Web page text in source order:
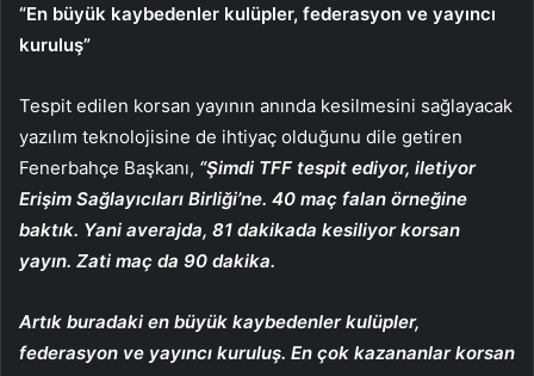
“En büyük kaybedenler kulüpler, federasyon ve yayıncı
kuruluş”
Tespit edilen korsan yayının anında kesilmesini sağlayacak
yazılım teknolojisine de ihtiyaç olduğunu dile getiren
Fenerbahçe Başkanı, “Şimdi TFF tespit ediyor, iletiyor
Erişim Sağlayıcıları Birliği’ne. 40 maç falan örneğine
baktık. Yani averajda, 81 dakikada kesiliyor korsan
yayın. Zati maç da 90 dakika.
Artık buradaki en büyük kaybedenler kulüpler,
federasyon ve yayıncı kuruluş. En çok kazananlar korsan